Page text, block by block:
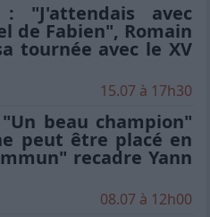
: "J'attendais avec
de Fabien", Romain
tournée avec le XV
15.07 à 17h30
beau champion"
peut être placé en
recadre Yann
08.07 à 12h00